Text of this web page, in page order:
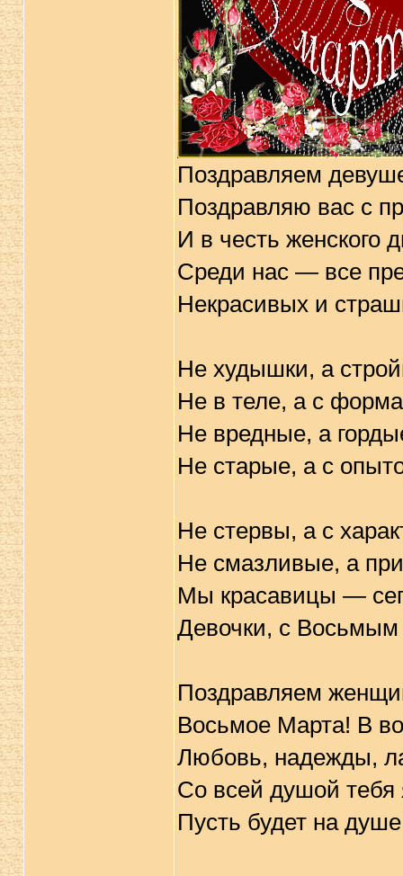
Поздравляем
Поздравляю вас с
И в честь женского
Среди нас — все
Некрасивых и
Не худышки, а
Не в теле, а с
Не вредные, а
Не старые, а с
Не стервы, а с
Не смазливые, а
Мы красавицы —
Девочки, с
Поздравляем
Восьмое Марта! В
Любовь, надежды,
Со всей душой тебя
Пусть будет на